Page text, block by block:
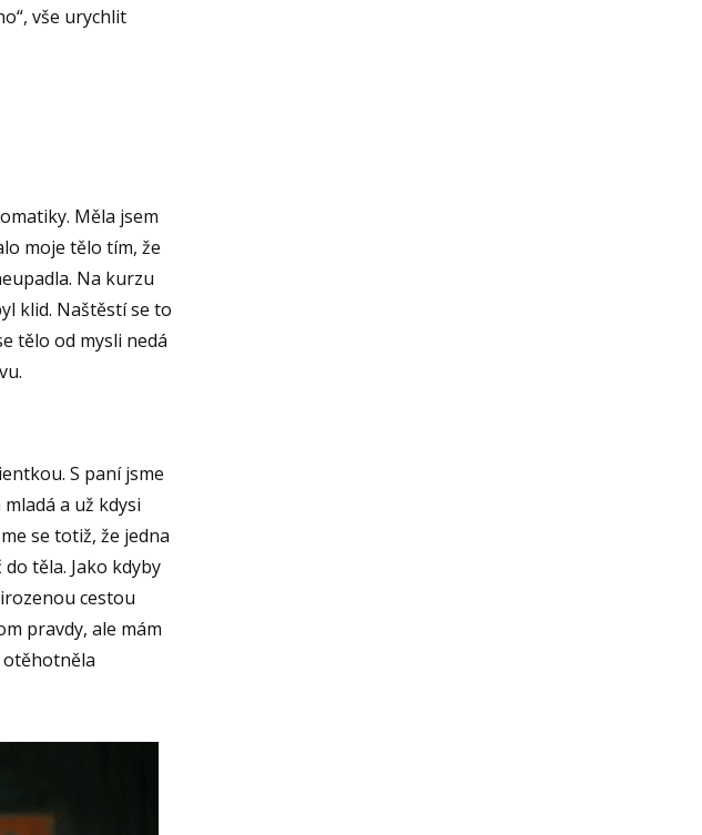
vše urychlit
Měla jsem
moje tělo tím, že
Na kurzu
klid. Naštěstí se to
tělo od mysli nedá
S paní jsme
a už kdysi
se totiž, že jedna
těla. Jako kdyby
cestou
pravdy, ale mám